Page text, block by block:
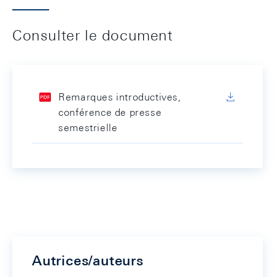
Consulter le document
Remarques introductives,
conférence de presse
semestrielle
Autrices/auteurs